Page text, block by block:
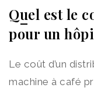
Quel est le
pour un
Le coût d’un
machine à café